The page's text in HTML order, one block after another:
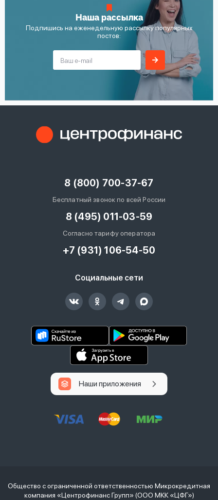
Наша рассылка
Подпишись на еженедельную рассылку популярных
постов:
8 (800) 700-37-67
Бесплатный звонок по всей России
8 (495) 011-03-59
Согласно тарифу оператора
+7 (931) 106-54-50
Социальные сети
Наши приложения
Общество с ограниченной ответственностью Микрокредитная
компания «Центрофинанс Групп» (ООО МКК «ЦФГ»)